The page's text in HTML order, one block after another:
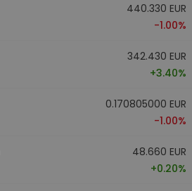
440.330 EUR
-1.00%
342.430 EUR
+3.40%
0.170805000 EUR
-1.00%
48.660 EUR
+0.20%